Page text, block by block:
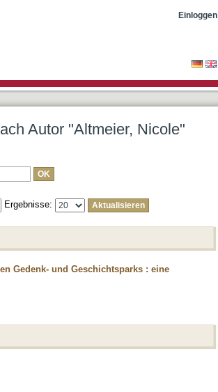
Einloggen
Autor "Altmeier, Nicole"
Ergebnisse:
Gedenk- und Geschichtsparks : eine